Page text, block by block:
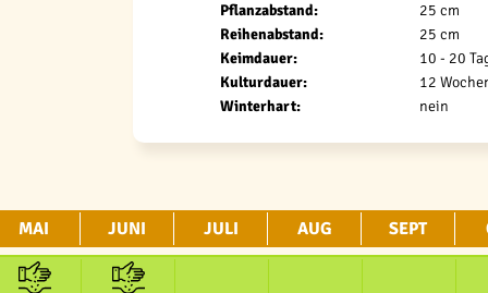
Pflanzabstand:
25 cm
Reihenabstand:
25 cm
Keimdauer:
10 - 20
Kulturdauer:
12
Winterhart:
nein
MAI JUNI JULI AUG SEPT